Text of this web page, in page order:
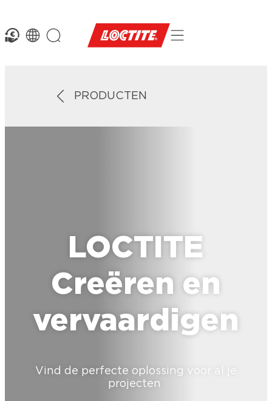
PRODUCTEN
LOCTITE
Creëren en
vervaardigen
Vind de perfecte oplossing voor al je
projecten